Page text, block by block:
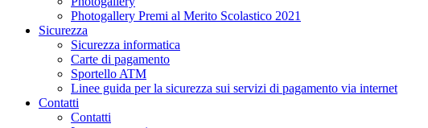
Photogallery Premi al Merito Scolastico 2021
Sicurezza
Sicurezza informatica
Carte di pagamento
Sportello ATM
Linee guida per la sicurezza sui servizi di pagamento via internet
Contatti
Contatti